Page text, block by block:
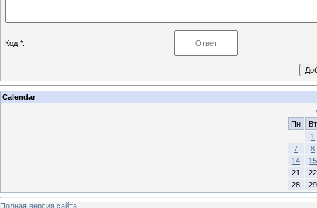
Код *:
Calendar
Пн
Вт
1
7
8
14
15
21
22
28
29
Полная версия сайта